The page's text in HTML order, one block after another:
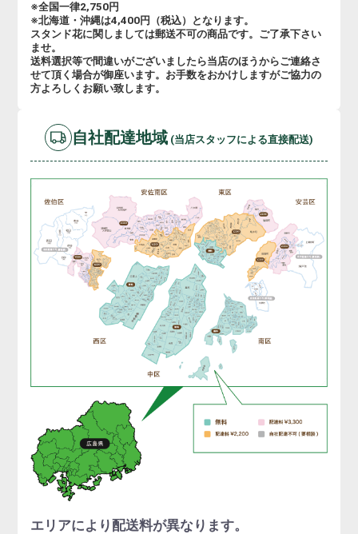
※全国一律2,750円
※北海道・沖縄は4,400円（税込）となります。
スタンド花に関しましては郵送不可の商品です。ご了承下さい
ませ。
送料選択等で間違いがございましたら当店のほうからご連絡さ
せて頂く場合が御座います。お手数をおかけしますがご協力の
方よろしくお願い致します。
自社配達地域 (当店スタッフによる直接配送)
エリアにより配送料が異なります。